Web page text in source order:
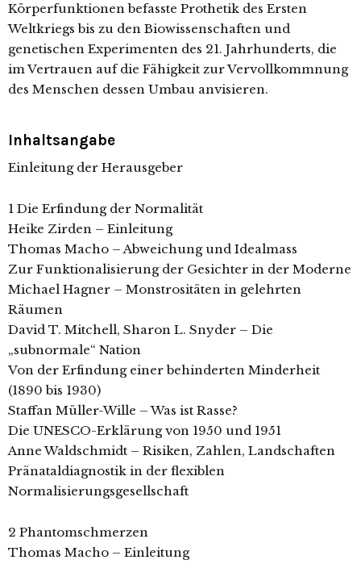
Körperfunktionen befasste Prothetik des Ersten
Weltkriegs bis zu den Biowissenschaften und
genetischen Experimenten des 21. Jahrhunderts, die
im Vertrauen auf die Fähigkeit zur Vervollkommnung
des Menschen dessen Umbau anvisieren.
Inhaltsangabe
Einleitung der Herausgeber
1 Die Erfindung der Normalität
Heike Zirden – Einleitung
Thomas Macho – Abweichung und Idealmass
Zur Funktionalisierung der Gesichter in der Moderne
Michael Hagner – Monstrositäten in gelehrten
Räumen
David T. Mitchell, Sharon L. Snyder – Die
„subnormale“ Nation
Von der Erfindung einer behinderten Minderheit
(1890 bis 1930)
Staffan Müller-Wille – Was ist Rasse?
Die UNESCO-Erklärung von 1950 und 1951
Anne Waldschmidt – Risiken, Zahlen, Landschaften
Pränataldiagnostik in der flexiblen
Normalisierungsgesellschaft
2 Phantomschmerzen
Thomas Macho – Einleitung